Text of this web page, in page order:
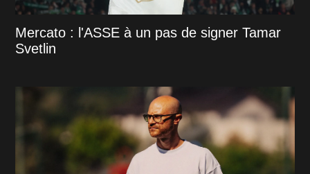
Mercato : l'ASSE à un pas de signer Tamar
Svetlin